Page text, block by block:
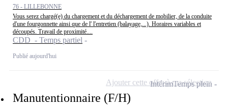
76 - LILLEBONNE
Vous serez chargé(e) du chargement et du déchargement de mobilier, de la conduite
d'une fourgonnette ainsi que de l' l'entretien (balayage,...). Horaires variables et
découpés. Travail de proximité....
CDD - Temps partiel
Publié aujourd'hui
Manutentionnaire (F/H)
IntérimTemps plein
Ajouter cette offre à ma sélection